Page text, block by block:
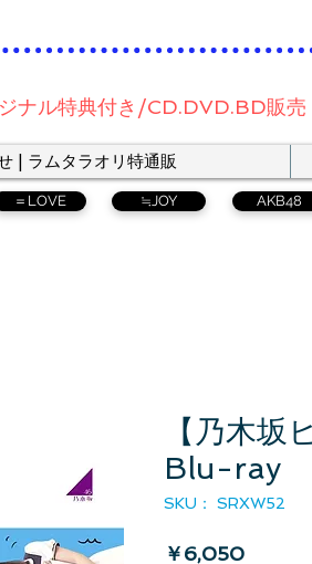
ナル特典付き/CD.DVD.BD販売
＝LOVE ≒JOY AKB48
| ラムタラオリ特通販
【乃木坂
Blu-ray
SKU： SRXW52
￥6,050価格